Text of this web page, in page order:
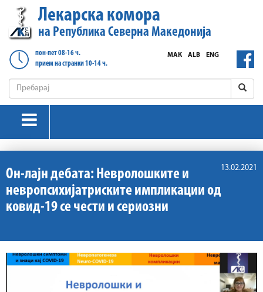
Лекарска комора
на Република Северна Македонија
пон-пет 08-16 ч.
прием на странки 10-14 ч.
ENG
ALB
МАК
13.02.2021
Он-лајн дебата: Невролошките и
невропсихијатриските импликации од
ковид-19 се чести и сериозни